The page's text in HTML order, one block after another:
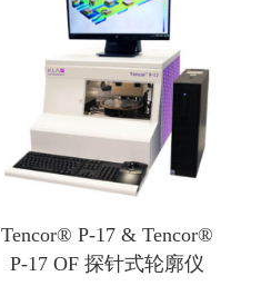
SiC/GaN/Si功率器件测试方案
CP测试设备
KGD测试设备
WLBI测试设备
氮气加热系统
Tencor® P-17 & Tencor®
P-17 OF 探针式轮廓仪